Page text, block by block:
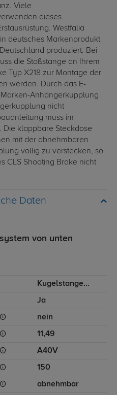
Viele
dieses
Westfalia
deutsches Markenprodukt
produziert. Bei
die Stoßstange an Ihrem
Typ X218 zur Montage der
werden. Durch das E-
Anhängerkupplung
nicht
muss im
Die klappbare Steckdose
mit der abnehmbaren
völlig zu verstecken, so
CLS Shooting Brake nicht
Daten
von unten
Kugelstange von unten gesteckt
Ja
nein
11,49
A40V
150
abnehmbar